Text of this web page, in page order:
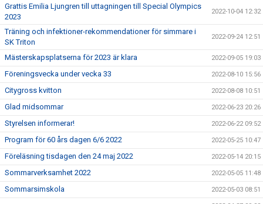
Grattis Emilia Ljungren till uttagningen till Special Olympics
2023
2022-10-04 12:32
Träning och infektioner-rekommendationer för simmare i
SK Triton
2022-09-24 12:51
Mästerskapsplatserna för 2023 är klara 2022-09-05 19:03
Föreningsvecka under vecka 33 2022-08-10 15:56
Citygross kvitton 2022-08-08 10:51
Glad midsommar 2022-06-23 20:26
Styrelsen informerar! 2022-06-22 09:52
Program för 60 års dagen 6/6 2022 2022-05-25 10:47
Föreläsning tisdagen den 24 maj 2022 2022-05-14 20:15
Sommarverksamhet 2022 2022-05-05 11:48
Sommarsimskola 2022-05-03 08:51